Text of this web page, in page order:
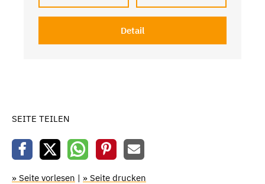
Detail
SEITE TEILEN
» Seite vorlesen | » Seite drucken